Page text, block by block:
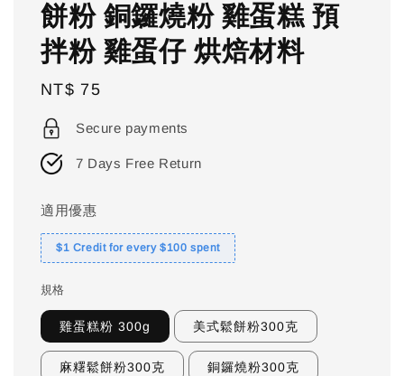
餅粉 銅鑼燒粉 雞蛋糕 預
拌粉 雞蛋仔 烘焙材料
Regular
price
NT$ 75
Secure payments
7 Days Free Return
適用優惠
$1 Credit for every $100 spent
規格
雞蛋糕粉 300g 美式鬆餅粉300克
麻糬鬆餅粉300克 銅鑼燒粉300克